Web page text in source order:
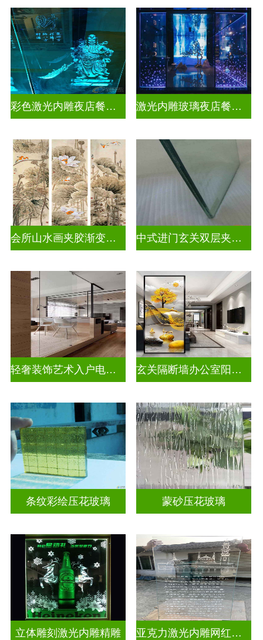
彩色激光内雕夜店餐厅装饰 激光内雕玻璃夜店餐厅装饰
会所山水画夹胶渐变玻璃 中式进门玄关双层夹娟玻璃
轻奢装饰艺术入户电视玻璃背景墙 玄关隔断墙办公室阳台挡门玻璃背景墙
条纹彩绘压花玻璃 蒙砂压花玻璃
立体雕刻激光内雕精雕 亚克力激光内雕网红打卡背景